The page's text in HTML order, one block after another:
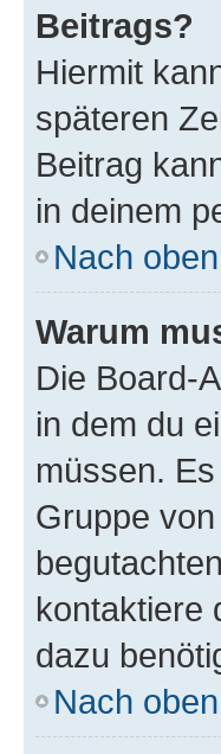
Beitrags?
Hiermit
späteren
Beitrag
in deinem
Nach oben
Warum
Die Board-
in dem du
müssen.
Gruppe
kontaktiere
dazu
Nach oben